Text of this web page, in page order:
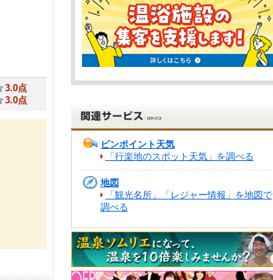
3.0点
3.0点
ピンポイント天気
「行楽地のスポット天気」を調べる
地図
「観光名所」「レジャー情報」を地図で
調べる